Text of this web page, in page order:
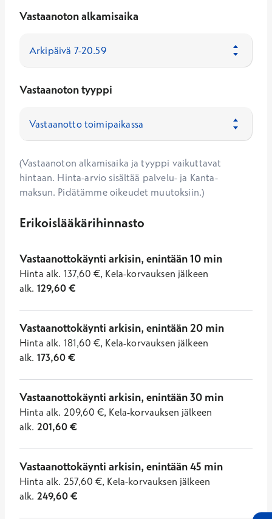
Vastaanoton alkamisaika
Vastaanoton tyyppi
(Vastaanoton alkamisaika ja tyyppi vaikuttavat
hintaan. Hinta-arvio sisältää palvelu- ja Kanta-
maksun. Pidätämme oikeudet muutoksiin.)
Erikoislääkärihinnasto
Vastaanottokäynti arkisin, enintään 10 min
Hinta alk. 137,60 €, Kela-korvauksen jälkeen
alk. 129,60€
Vastaanottokäynti arkisin, enintään 20 min
Hinta alk. 181,60 €, Kela-korvauksen jälkeen
alk. 173,60€
Vastaanottokäynti arkisin, enintään 30 min
Hinta alk. 209,60 €, Kela-korvauksen jälkeen
alk. 201,60€
Vastaanottokäynti arkisin, enintään 45 min
Hinta alk. 257,60 €, Kela-korvauksen jälkeen
alk. 249,60€